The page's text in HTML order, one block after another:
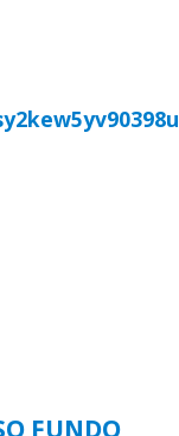
FUNDO